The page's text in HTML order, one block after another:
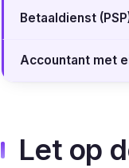
Betaaldienst
Accountant met
Let op